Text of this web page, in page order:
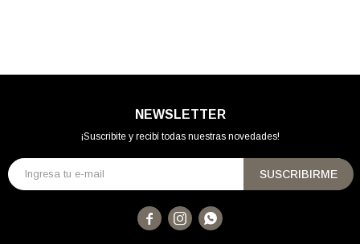
NEWSLETTER
¡Suscribite y recibí todas nuestras novedades!
SUSCRIBIRME
  